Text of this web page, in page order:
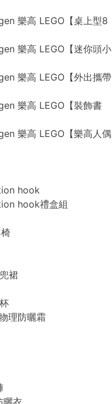
樂高 LEGO【桌上型8
樂高 LEGO【迷你頭小
樂高 LEGO【外出攜帶
樂高 LEGO【裝飾書
樂高 LEGO【樂高人偶
hook
hook禮盒組
裙
理防曬霜
曬衣